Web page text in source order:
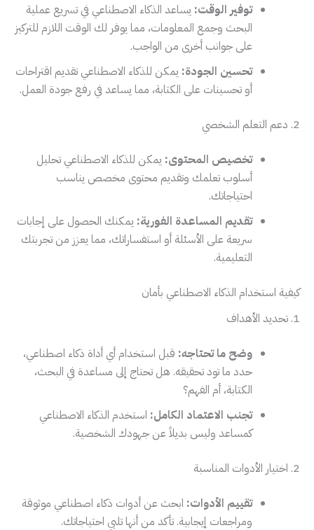
توفير الوقت: يساعد الذكاء الاصطناعي في تسريع عملية
البحث وجمع المعلومات، مما يوفر لك الوقت اللازم للتركيز
على جوانب أخرى من الواجب.
تحسين الجودة: يمكن للذكاء الاصطناعي تقديم اقتراحات
أو تحسينات على الكتابة، مما يساعد في رفع جودة العمل.
2. دعم التعلم الشخصي
تخصيص المحتوى: يمكن للذكاء الاصطناعي تحليل
أسلوب تعلمك وتقديم محتوى مخصص يناسب
احتياجاتك.
تقديم المساعدة الفورية: يمكنك الحصول على إجابات
سريعة على الأسئلة أو استفساراتك، مما يعزز من تجربتك
التعليمية.
كيفية استخدام الذكاء الاصطناعي بأمان
1. تحديد الأهداف
وضح ما تحتاجه: قبل استخدام أي أداة ذكاء اصطناعي،
حدد ما تود تحقيقه. هل تحتاج إلى مساعدة في البحث،
الكتابة، أم الفهم؟
تجنب الاعتماد الكامل: استخدم الذكاء الاصطناعي
كمساعد وليس بديلاً عن جهودك الشخصية.
2. اختيار الأدوات المناسبة
تقييم الأدوات: ابحث عن أدوات ذكاء اصطناعي موثوقة
ومراجعات إيجابية. تأكد من أنها تلبي احتياجاتك.